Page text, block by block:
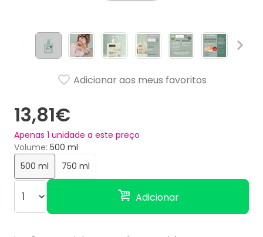
13,81€
Apenas 1 unidade a este preço
Volume
500 ml
500 ml
750 ml
Adicionar
Adicionar aos meus favoritos